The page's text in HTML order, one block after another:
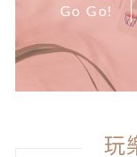
Go Go!
玩